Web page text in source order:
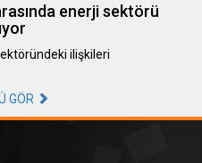
enerji sektörü
ilişkileri
GÖR